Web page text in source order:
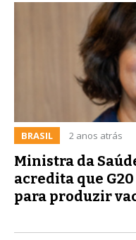
BRASIL 2 anos atrás
Ministra da
acredita que
para produzir